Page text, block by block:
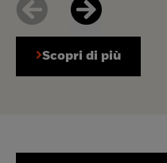
Scopri di più